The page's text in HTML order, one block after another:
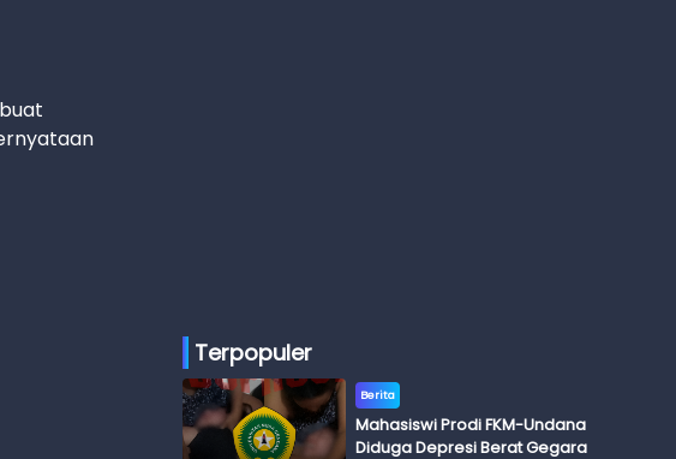
Terpopuler
Berita
Mahasiswi Prodi FKM-Undana
Diduga Depresi Berat Gegara